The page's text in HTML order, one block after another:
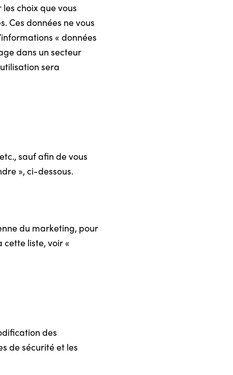
choix que vous
Ces données ne vous
« données
dans un secteur
sera
sauf afin de vous
», ci-dessous.
du marketing, pour
liste, voir «
des
de sécurité et les